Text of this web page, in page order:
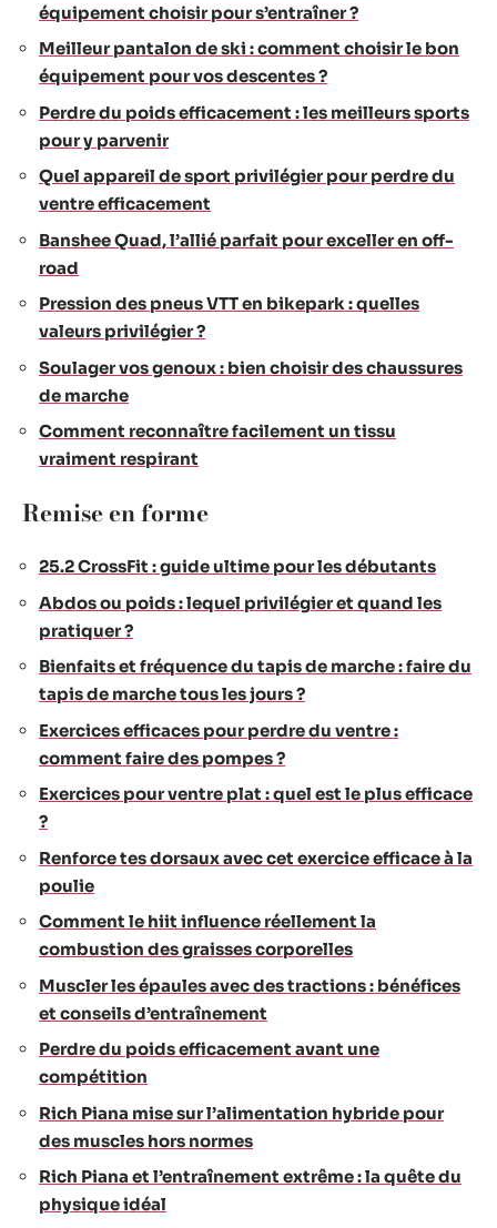
équipement choisir pour s’entraîner ?
Meilleur pantalon de ski : comment choisir le bon
équipement pour vos descentes ?
Perdre du poids efficacement : les meilleurs sports
pour y parvenir
Quel appareil de sport privilégier pour perdre du
ventre efficacement
Banshee Quad, l’allié parfait pour exceller en off-
road
Pression des pneus VTT en bikepark : quelles
valeurs privilégier ?
Soulager vos genoux : bien choisir des chaussures
de marche
Comment reconnaître facilement un tissu
vraiment respirant
Remise en forme
25.2 CrossFit : guide ultime pour les débutants
Abdos ou poids : lequel privilégier et quand les
pratiquer ?
Bienfaits et fréquence du tapis de marche : faire du
tapis de marche tous les jours ?
Exercices efficaces pour perdre du ventre :
comment faire des pompes ?
Exercices pour ventre plat : quel est le plus efficace
?
Renforce tes dorsaux avec cet exercice efficace à la
poulie
Comment le hiit influence réellement la
combustion des graisses corporelles
Muscler les épaules avec des tractions : bénéfices
et conseils d’entraînement
Perdre du poids efficacement avant une
compétition
Rich Piana mise sur l’alimentation hybride pour
des muscles hors normes
Rich Piana et l’entraînement extrême : la quête du
physique idéal